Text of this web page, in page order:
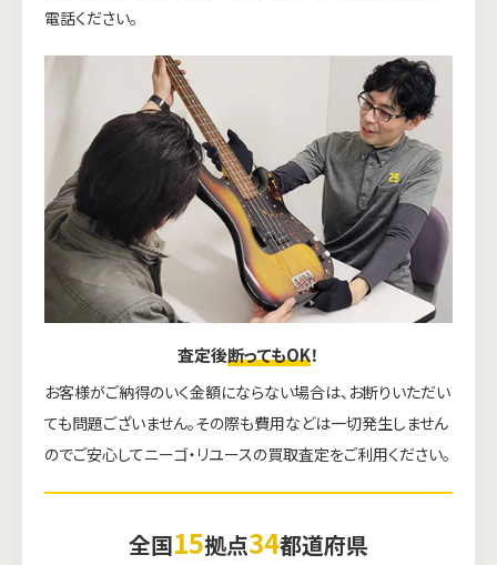
電話ください。
査定後断ってもOK！
お客様がご納得のいく金額にならない場合は、お断りいただい
ても問題ございません。その際も費用などは一切発生しません
のでご安心してニーゴ・リユースの買取査定をご利用ください。
全国15拠点34都道府県